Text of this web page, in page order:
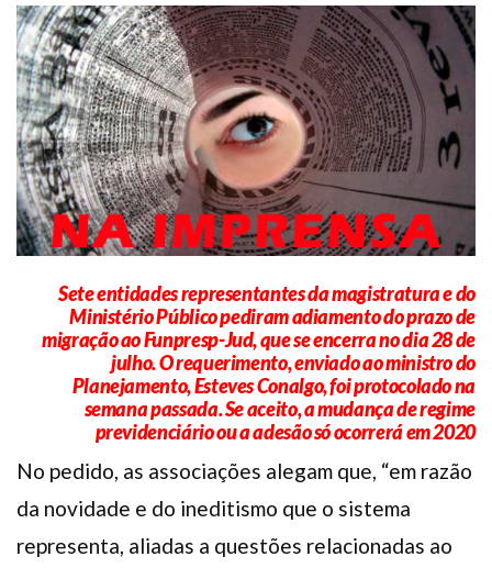
Sete entidades representantes da magistratura e do
Ministério Público pediram adiamento do prazo de
migração ao Funpresp-Jud, que se encerra no dia 28 de
julho. O requerimento, enviado ao ministro do
Planejamento, Esteves Conalgo, foi protocolado na
semana passada. Se aceito, a mudança de regime
previdenciário ou a adesão só ocorrerá em 2020
No pedido, as associações alegam que, “em razão
da novidade e do ineditismo que o sistema
representa, aliadas a questões relacionadas ao
Plano de Saúde
Assistência Funeral
Pós-graduação
FacebookInstagramTwitter YoutubeTikTok Whatsapp